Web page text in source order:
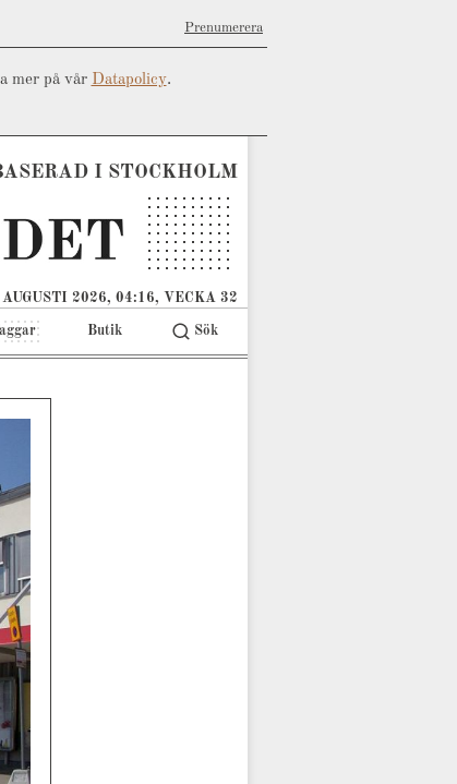
Prenumerera
mer på vår Datapolicy.
I STOCKHOLM
AUGUSTI 2026, 04:16, VECKA 32
Butik Sök